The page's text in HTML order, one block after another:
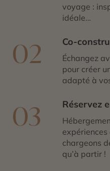
voyage :
idéale…
02 Co-
Échangez
pour créer
adapté à
03 Réservez
expériences
chargeons
qu’à partir !